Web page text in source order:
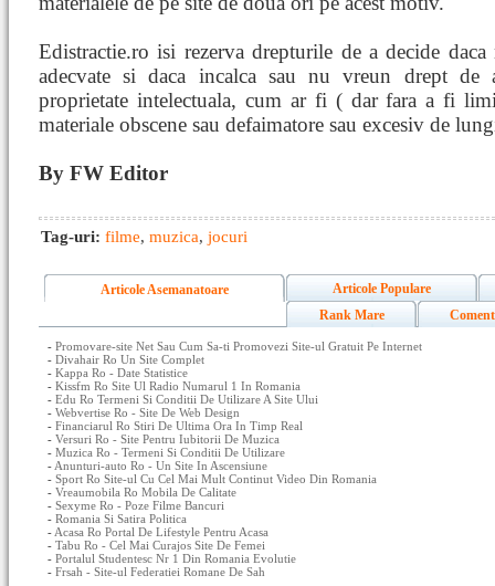
Edistractie.ro isi rezerva drepturile de a decide
adecvate si daca incalca sau nu vreun drept de
proprietate intelectuala, cum ar fi ( dar fara a fi
materiale obscene sau defaimatore sau excesiv de
By FW Editor
Tag-uri: filme, muzica, jocuri
Articole Asemanatoare
Articole Populare
Rank Mare
- Promovare-site Net Sau Cum Sa-ti Promovezi Site-ul Gratuit Pe Internet
- Divahair Ro Un Site Complet
- Kappa Ro - Date Statistice
- Kissfm Ro Site Ul Radio Numarul 1 In Romania
- Edu Ro Termeni Si Conditii De Utilizare A Site Ului
- Webvertise Ro - Site De Web Design
- Financiarul Ro Stiri De Ultima Ora In Timp Real
- Versuri Ro - Site Pentru Iubitorii De Muzica
- Muzica Ro - Termeni Si Conditii De Utilizare
- Anunturi-auto Ro - Un Site In Ascensiune
- Sport Ro Site-ul Cu Cel Mai Mult Continut Video Din Romania
- Vreaumobila Ro Mobila De Calitate
- Sexyme Ro - Poze Filme Bancuri
- Romania Si Satira Politica
- Acasa Ro Portal De Lifestyle Pentru Acasa
- Tabu Ro - Cel Mai Curajos Site De Femei
- Portalul Studentesc Nr 1 Din Romania Evolutie
- Frsah - Site-ul Federatiei Romane De Sah